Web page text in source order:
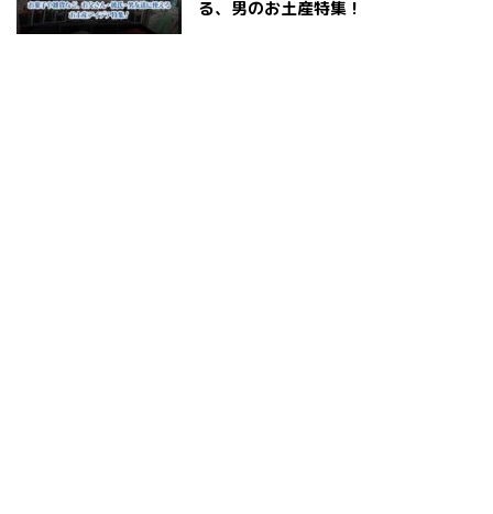
る、男のお土産特集！